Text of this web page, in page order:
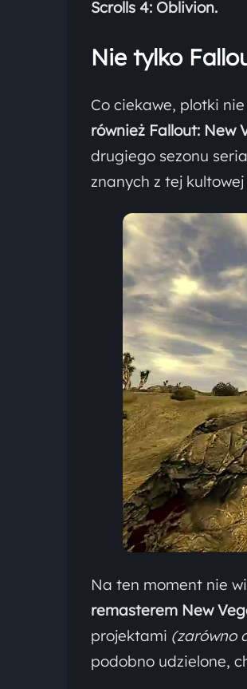
Scrolls 4: Oblivion.
Nie tylko
Co ciekawe, plotki
również Fallout: New
drugiego sezonu
znanych z tej
Na ten moment nie
remasterem New
projektami (zarówno
podobno udzielone,